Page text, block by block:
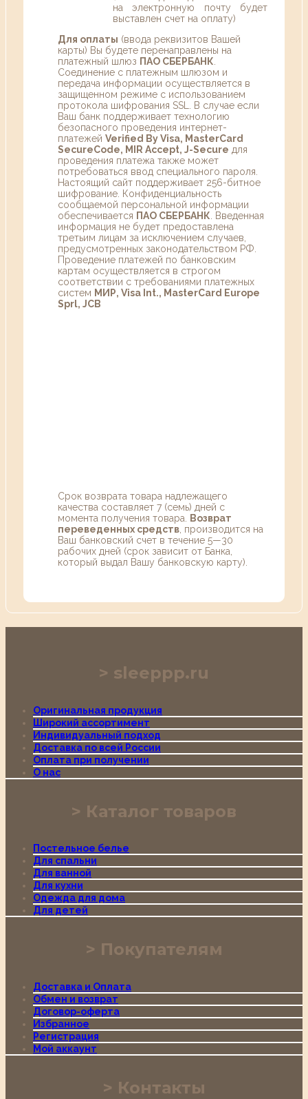
на электронную почту будет
выставлен счет на оплату)
Для оплаты (ввода реквизитов Вашей
карты) Вы будете перенаправлены на
платежный шлюз ПАО СБЕРБАНК
Соединение с платежным шлюзом и
передача информации осуществляется в
защищенном режиме с использованием
протокола шифрования SSL. В случае если
Ваш банк поддерживает технологию
безопасного проведения интернет-
платежей Verified By Visa, MasterCard
SecureCode, MIR Accept, J-Secure для
проведения платежа также может
потребоваться ввод специального пароля.
Настоящий сайт поддерживает 256-битное
шифрование. Конфиденциальность
сообщаемой персональной информации
обеспечивается ПАО СБЕРБАНК . Введенная
информация не будет предоставлена
третьим лицам за исключением случаев,
предусмотренных законодательством РФ.
Проведение платежей по банковским
картам осуществляется в строгом
соответствии с требованиями платежных
систем МИР, Visa Int., MasterCard Europe
Sprl, JCB
Срок возврата товара надлежащего
качества составляет 7 (семь) дней с
момента получения товара.
Возврат
переведенных средств , производится на
Ваш банковский счет в течение 5—30
рабочих дней (срок зависит от Банка,
который выдал Вашу банковскую карту).
sleeppp.ru
Оригинальная продукция
Широкий ассортимент
Индивидуальный подход
Доставка по всей России
Оплата при получении
О нас
Каталог товаров
Постельное белье
Для спальни
Для ванной
Для кухни
Одежда для дома
Для детей
Покупателям
Доставка и Оплата
Обмен и возврат
Договор-оферта
Избранное
Регистрация
Мой аккаунт
Контакты